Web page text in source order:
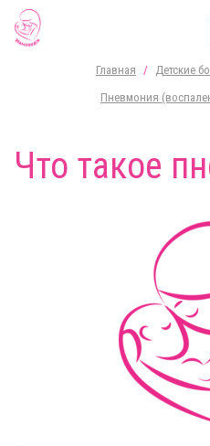
Главная / Детские
Пневмония
Что такое